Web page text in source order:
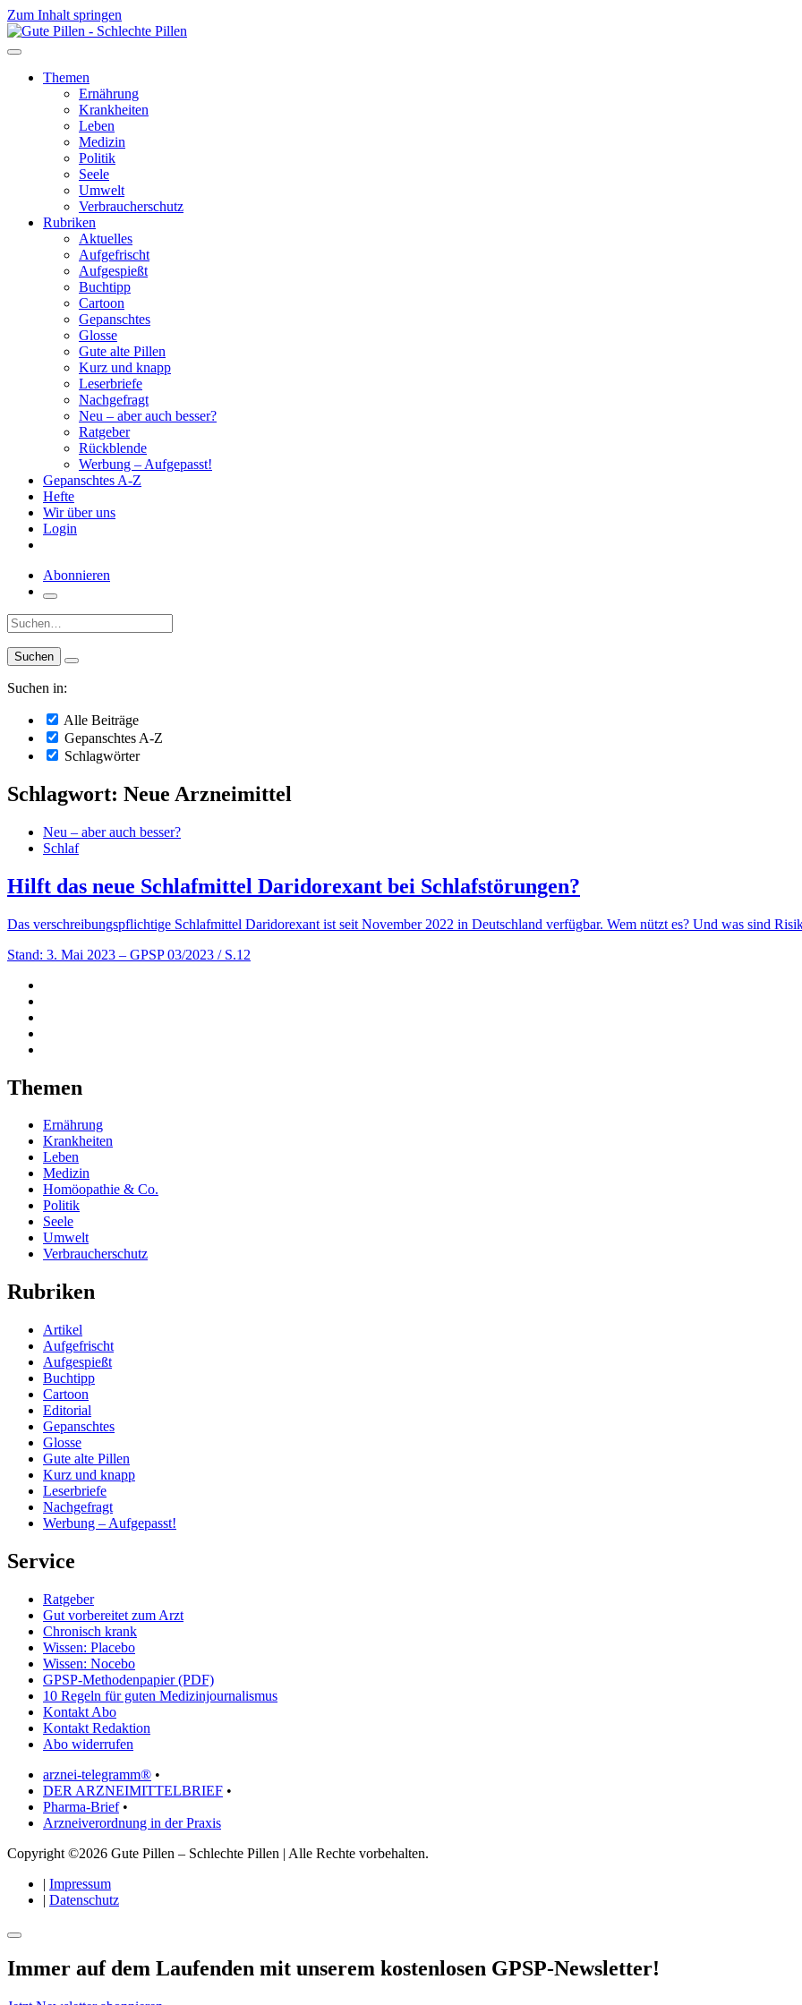
Zum Inhalt springen
Themen
Ernährung
Krankheiten
Leben
Medizin
Politik
Seele
Umwelt
Verbraucherschutz
Rubriken
Aktuelles
Aufgefrischt
Aufgespießt
Buchtipp
Cartoon
Gepanschtes
Glosse
Gute alte Pillen
Kurz und knapp
Leserbriefe
Nachgefragt
Neu – aber auch besser?
Ratgeber
Rückblende
Werbung – Aufgepasst!
Gepanschtes A-Z
Hefte
Wir über uns
Login
Abonnieren
Suche:
Suchen in:
Alle Beiträge
Gepanschtes A-Z
Schlagwörter
Schlagwort: Neue Arzneimittel
Neu – aber auch besser?
Schlaf
Hilft das neue Schlafmittel Daridorexant bei Schlafstörungen?
Das verschreibungspflichtige Schlafmittel Daridorexant ist seit November 2022 in Deutschland verfügbar. Wem nützt es? Und was sind
Stand: 3. Mai 2023 – GPSP 03/2023 / S.12
Themen
Ernährung
Krankheiten
Leben
Medizin
Homöopathie & Co.
Politik
Seele
Umwelt
Verbraucherschutz
Rubriken
Artikel
Aufgefrischt
Aufgespießt
Buchtipp
Cartoon
Editorial
Gepanschtes
Glosse
Gute alte Pillen
Kurz und knapp
Leserbriefe
Nachgefragt
Werbung – Aufgepasst!
Service
Ratgeber
Gut vorbereitet zum Arzt
Chronisch krank
Wissen: Placebo
Wissen: Nocebo
GPSP-Methodenpapier (PDF)
10 Regeln für guten Medizinjournalismus
Kontakt Abo
Kontakt Redaktion
Abo widerrufen
arznei-telegramm® •
DER ARZNEIMITTELBRIEF •
Pharma-Brief•
Arzneiverordnung in der Praxis
Copyright ©2026 Gute Pillen – Schlechte Pillen | Alle Rechte vorbehalten.
| Impressum
| Datenschutz
Immer auf dem Laufenden mit unserem kostenlosen GPSP-Newsletter!